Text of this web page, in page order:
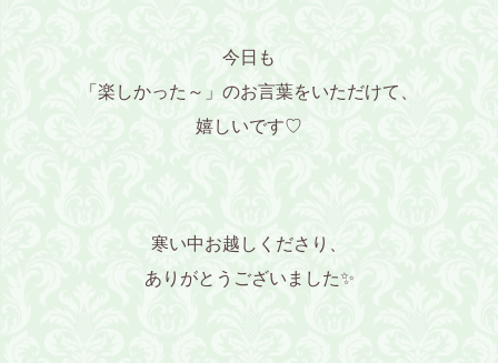
今日も
「楽しかった～」のお言葉をいただけて、
嬉しいです♡
寒い中お越しくださり、
ありがとうございました✨